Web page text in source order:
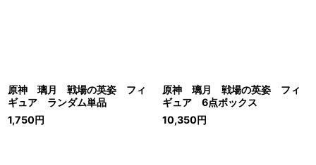
原神 璃月 戦場の英姿 フィ
ギュア ランダム単品
1,750円
原神 璃月 戦場の英姿 フィ
ギュア 6点ボックス
10,350円